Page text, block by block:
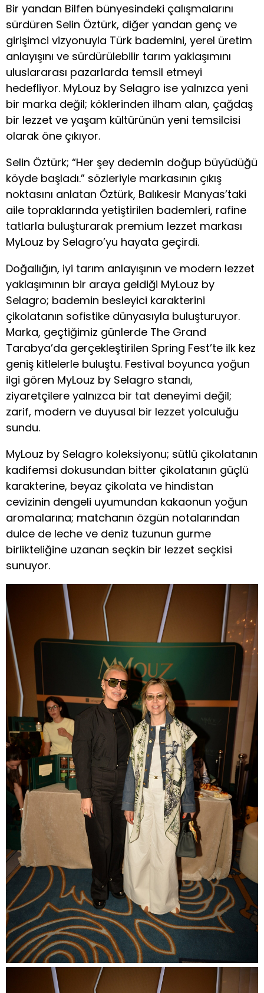
Bir yandan Bilfen bünyesindeki çalışmalarını
sürdüren Selin Öztürk, diğer yandan genç ve
girişimci vizyonuyla Türk bademini, yerel üretim
anlayışını ve sürdürülebilir tarım yaklaşımını
uluslararası pazarlarda temsil etmeyi
hedefliyor. MyLouz by Selagro ise yalnızca yeni
bir marka değil; köklerinden ilham alan, çağdaş
bir lezzet ve yaşam kültürünün yeni temsilcisi
olarak öne çıkıyor.
Selin Öztürk; “Her şey dedemin doğup büyüdüğü
köyde başladı.” sözleriyle markasının çıkış
noktasını anlatan Öztürk, Balıkesir Manyas’taki
aile topraklarında yetiştirilen bademleri, rafine
tatlarla buluşturarak premium lezzet markası
MyLouz by Selagro’yu hayata geçirdi.
Doğallığın, iyi tarım anlayışının ve modern lezzet
yaklaşımının bir araya geldiği MyLouz by
Selagro; bademin besleyici karakterini
çikolatanın sofistike dünyasıyla buluşturuyor.
Marka, geçtiğimiz günlerde The Grand
Tarabya’da gerçekleştirilen Spring Fest’te ilk kez
geniş kitlelerle buluştu. Festival boyunca yoğun
ilgi gören MyLouz by Selagro standı,
ziyaretçilere yalnızca bir tat deneyimi değil;
zarif, modern ve duyusal bir lezzet yolculuğu
sundu.
MyLouz by Selagro koleksiyonu; sütlü çikolatanın
kadifemsi dokusundan bitter çikolatanın güçlü
karakterine, beyaz çikolata ve hindistan
cevizinin dengeli uyumundan kakaonun yoğun
aromalarına; matchanın özgün notalarından
dulce de leche ve deniz tuzunun gurme
birlikteliğine uzanan seçkin bir lezzet seçkisi
sunuyor.